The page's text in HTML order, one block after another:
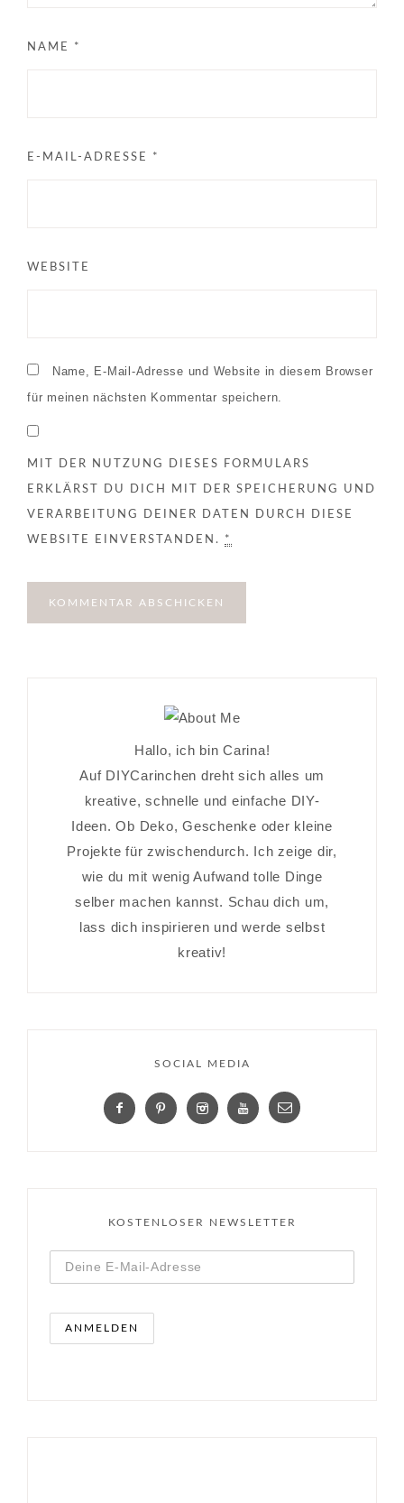
NAME *
E-MAIL-ADRESSE *
WEBSITE
Name, E-Mail-Adresse und Website in diesem Browser
für meinen nächsten Kommentar speichern.
MIT DER NUTZUNG DIESES FORMULARS
ERKLÄRST DU DICH MIT DER SPEICHERUNG UND
VERARBEITUNG DEINER DATEN DURCH DIESE
WEBSITE EINVERSTANDEN. *
Hallo, ich bin Carina!
Auf DIYCarinchen dreht sich alles um
kreative, schnelle und einfache DIY-
Ideen. Ob Deko, Geschenke oder kleine
Projekte für zwischendurch. Ich zeige dir,
wie du mit wenig Aufwand tolle Dinge
selber machen kannst. Schau dich um,
lass dich inspirieren und werde selbst
kreativ!
SOCIAL MEDIA
KOSTENLOSER NEWSLETTER